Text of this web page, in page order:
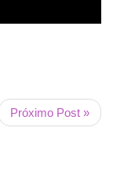
Próximo Post »